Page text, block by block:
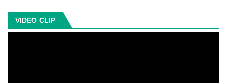
VIDEO CLIP